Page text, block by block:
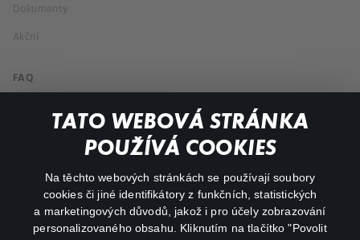
TATO WEBOVÁ STRÁNKA
POUŽÍVÁ COOKIES
Na těchto webových stránkách se používají soubory
cookies či jiné identifikátory z funkčních, statistických
a marketingových důvodů, jakož i pro účely zobrazování
personalizovaného obsahu. Kliknutím na tlačítko "Povolit
Dokumenty
Akční
FAQ
Můj účet
Důležité odkazy
facebookinstagram